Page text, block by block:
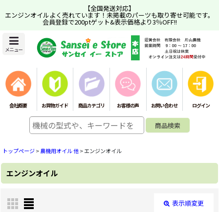
【全国発送対応】
エンジンオイルよく売れています！未掲載のパーツも取り寄せ可能です。
会員登録で200ptゲット&表示価格より3％OFF!!
メニュー
会社概要 お買物ガイド 商品カテゴリ お客様の声 お問い合わせ ログイン
トップページ>農機用オイル 他>エンジンオイル
エンジンオイル
表示順変更